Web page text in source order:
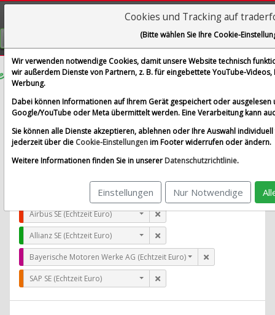
JD.com Inc. (ADRs)
im Vergleich mit Airbus SE, Allianz SE, Bayerische
Aktualisieren
JD.com Inc. (ADRs) (Echtzeit USD)
Airbus SE (Echtzeit Euro)
Allianz SE (Echtzeit Euro)
Bayerische Motoren Werke AG (Echtzeit Euro)
SAP SE (Echtzeit Euro)
Cookies und Tracking auf
(Bitte wählen Sie Ihre Cookie-
Wir verwenden notwendige Cookies, damit unsere Website technisch
wir außerdem Dienste von Partnern, z. B. für eingebettete YouTube-
Werbung.
Dabei können Informationen auf Ihrem Gerät gespeichert oder
Google/YouTube oder Meta übermittelt werden. Eine Verarbeitung kann
Sie können alle Dienste akzeptieren, ablehnen oder Ihre Auswahl
jederzeit über die Cookie-Einstellungenim Footer widerrufen oder ändern.
Weitere Informationen finden Sie in unserer Datenschutzrichtlinie.
Einstellungen Nur Notwendige